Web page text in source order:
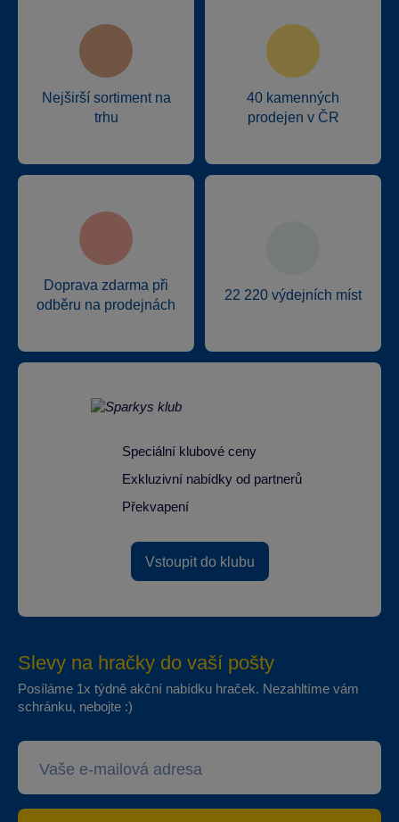
Nejširší sortiment na
trhu
40 kamenných
prodejen v ČR
Doprava zdarma při
odběru na prodejnách
22 220 výdejních míst
Speciální klubové ceny
Exkluzivní nabídky od partnerů
Překvapení
Vstoupit do klubu
Slevy na hračky do vaší pošty
Posíláme 1x týdně akční nabídku hraček. Nezahltíme vám
schránku, nebojte :)